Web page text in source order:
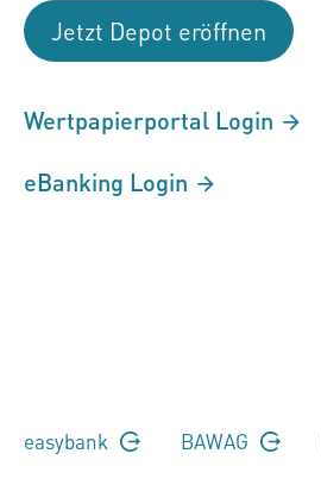
Jetzt Depot eröffnen
Wertpapierportal Login
eBanking Login
easybank BAWAG